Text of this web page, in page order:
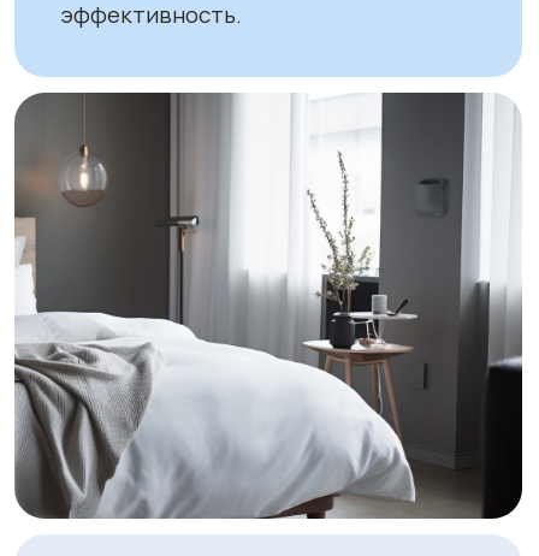
Гарантия и полное
сервисное
сопровождение
Обеспечиваем не только
гарантийное обслуживание, но и
регулярную диагностику, настройку
и замену фильтров.
Энергоэффективные технологии
снижают расходы на поддержание
комфортного климата.
отоплении и
кондиционировании